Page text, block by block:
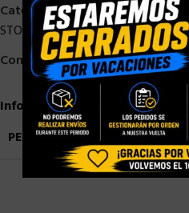
Categorías:OFERTAS,Otros,
STOCK STOCK/DISPONIBLE
Compartir:
Información adicional
PESO